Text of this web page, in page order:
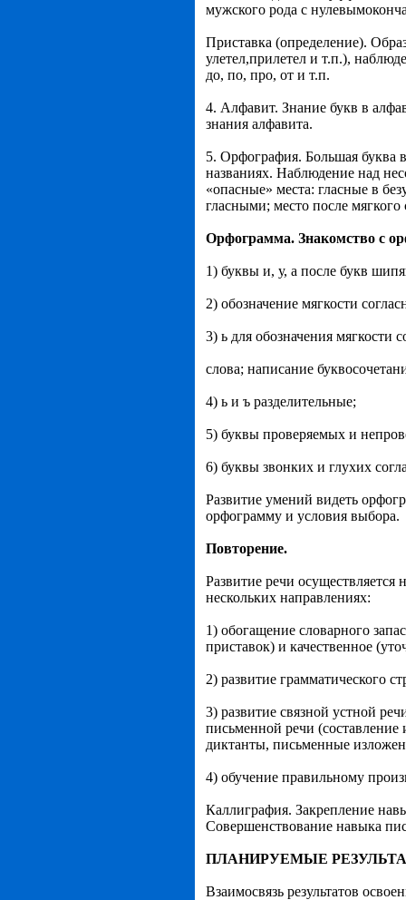
мужского рода с
Приставка (определение).
улетел,прилетел и т.п.),
до, по, про, от и т.п.
4. Алфавит. Знание букв в
знания алфавита.
5. Орфография. Большая буква
названиях. Наблюдение над
«опасные» места: гласные в
гласными; место после
Орфограмма. Знакомство с
1) буквы и, у, а после букв
2) обозначение мягкости
3) ь для обозначения мягкости
слова; написание
4) ь и ъ разделительные;
5) буквы проверяемых и
6) буквы звонких и глухих
Развитие умений видеть
орфограмму и условия выбора.
Повторение.
Развитие речи
нескольких направлениях:
1) обогащение словарного
приставок) и качественное
2) развитие грамматического
3) развитие связной устной
письменной речи
диктанты, письменные
4) обучение правильному
Каллиграфия. Закрепление
Совершенствование навыка
ПЛАНИРУЕМЫЕ
Взаимосвязь результатов